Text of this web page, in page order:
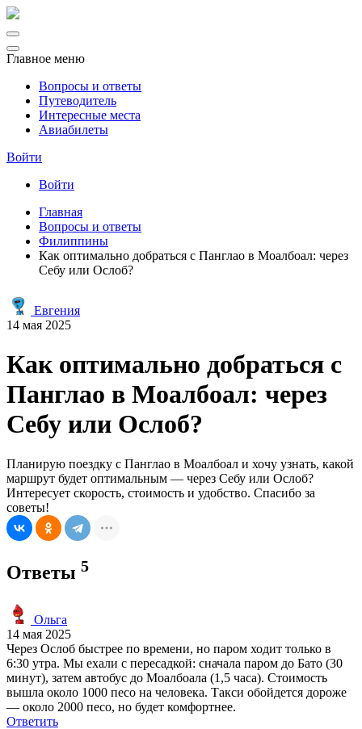
Главное меню
Вопросы и ответы
Путеводитель
Интересные места
Авиабилеты
Войти
Войти
Главная
Вопросы и ответы
Филиппины
Как оптимально добраться с Панглао в Моалбоал: через
Себу или Ослоб?
Евгения
14 мая 2025
Как оптимально добраться с
Панглао в Моалбоал: через
Себу или Ослоб?
Планирую поездку с Панглао в Моалбоал и хочу узнать, какой
маршрут будет оптимальным — через Себу или Ослоб?
Интересует скорость, стоимость и удобство. Спасибо за
советы!
Ответы 5
Ольга
14 мая 2025
Через Ослоб быстрее по времени, но паром ходит только в
6:30 утра. Мы ехали с пересадкой: сначала паром до Бато (30
минут), затем автобус до Моалбоала (1,5 часа). Стоимость
вышла около 1000 песо на человека. Такси обойдется дороже
— около 2000 песо, но будет комфортнее.
Ответить